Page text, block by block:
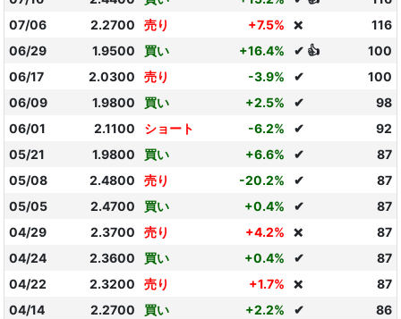
07/06
2.2700 売り +7.5% ❌
116
06/29
1.9500 買い +16.4% ✔ 👍
100
06/17
2.0300 売り -3.9% ✔
100
06/09
1.9800 買い +2.5% ✔
98
06/01
2.1100 ショート -6.2% ✔
92
05/21
1.9800 買い +6.6% ✔
87
05/08
2.4800 売り -20.2% ✔
87
05/05
2.4700 買い +0.4% ✔
87
04/29
2.3700 売り +4.2% ❌
87
04/24
2.3600 買い +0.4% ✔
87
04/22
2.3200 売り +1.7% ❌
87
04/14
2.2700 買い +2.2% ✔
86